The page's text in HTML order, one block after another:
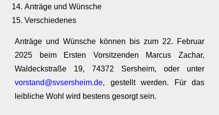
Anträge und Wünsche
Verschiedenes
Anträge und Wünsche können bis zum 22. Februar
2025 beim Ersten Vorsitzenden Marcus Zachar,
Waldeckstraße 19, 74372 Sersheim, oder unter
vorstand@svsersheim.de, gestellt werden. Für das
leibliche Wohl wird bestens gesorgt sein.